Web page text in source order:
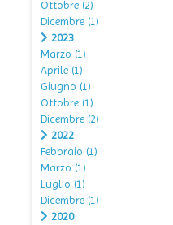
Ottobre (2)
Dicembre (1)
2023
Marzo (1)
Aprile (1)
Giugno (1)
Ottobre (1)
Dicembre (2)
2022
Febbraio (1)
Marzo (1)
Luglio (1)
Dicembre (1)
2020